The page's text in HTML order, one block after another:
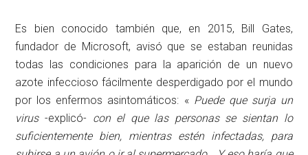
Es bien conocido también que, en 2015, Bill Gates,
fundador de Microsoft, avisó que se estaban reunidas
todas las condiciones para la aparición de un nuevo
azote infeccioso fácilmente desperdigado por el mundo
por los enfermos asintomáticos: « Puede que surja un
virus-explicó- con el que las personas se sientan lo
suficientemente bien, mientras estén infectadas, para